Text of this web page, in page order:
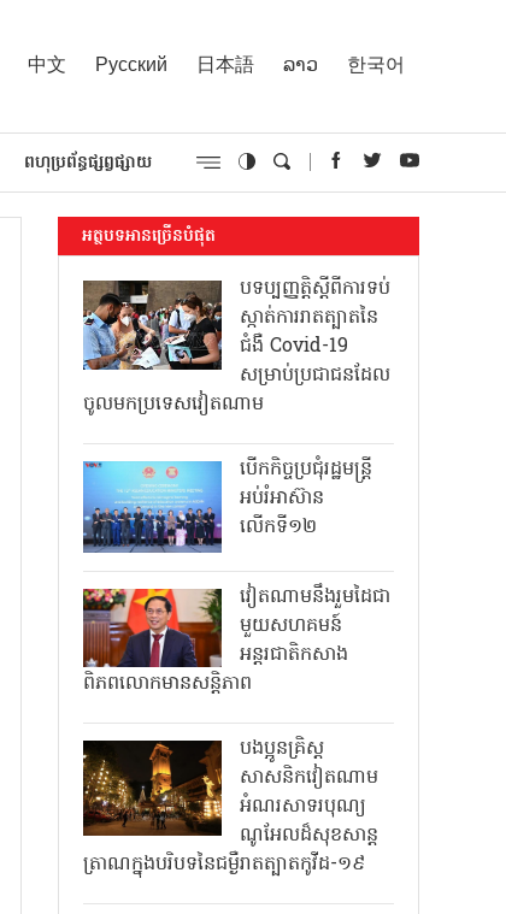
中文 Русский 日本語 ລາວ 한국어
ពហុប្រព័ន្ធផ្សព្វផ្សាយ
អត្ថបទអានច្រើនបំផុត
បទប្បញ្ញត្តិស្តីពីការទប់
ស្កាត់ការរាតត្បាតនៃ
ជំងឺ Covid-19
សម្រាប់ប្រជាជនដែល
ចូលមកប្រទេសវៀតណាម
បើកកិច្ចប្រជុំរដ្ឋមន្ត្រី
អប់រំអាស៊ាន
លើកទី១២
វៀតណាមនឹងរួមដៃជា
មួយសហគមន៍
អន្តរជាតិកសាង
ពិភពលោកមានសន្តិភាព
បងប្អូនគ្រិស្ត
សាសនិកវៀតណាម
អំណរសាទរបុណ្យ
ណូអែលដ៏សុខសាន្ត
ត្រាណក្នុងបរិបទនៃជម្ងឺរាតត្បាតកូវីដ-១៩